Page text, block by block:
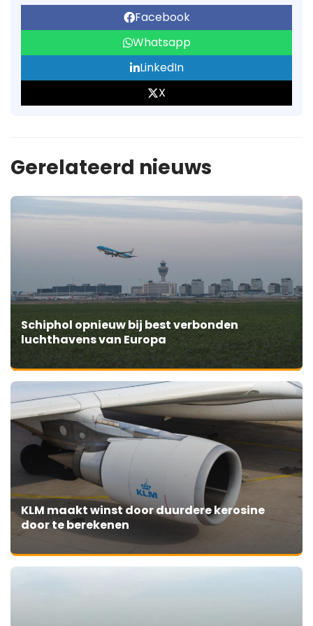
Facebook
Whatsapp
LinkedIn
X
Gerelateerd nieuws
Schiphol opnieuw bij best verbonden
luchthavens van Europa
KLM maakt winst door duurdere kerosine
door te berekenen